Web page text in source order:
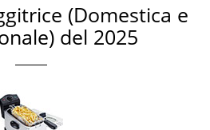
(Domestica e
del 2025